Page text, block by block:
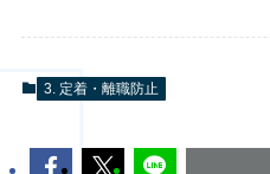
3. 定着・離職防止